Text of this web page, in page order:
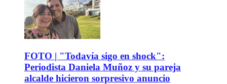
FOTO | "Todavía sigo en shock":
Periodista Daniela Muñoz y su pareja
alcalde hicieron sorpresivo anuncio